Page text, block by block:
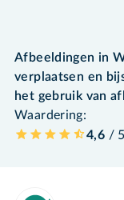
Afbeeldingen in
verplaatsen en
het gebruik van
Waardering:
4,6 /